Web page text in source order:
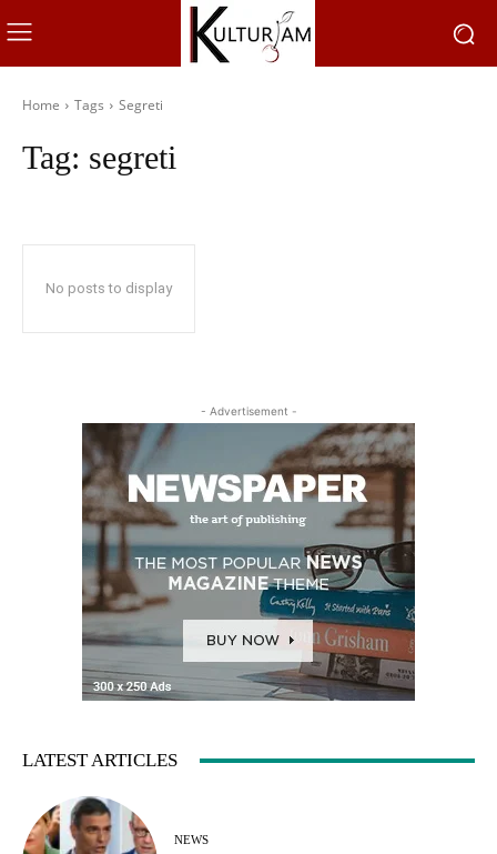
Home Tags Segreti
Tag: segreti
No posts to display
- Advertisement -
LATEST ARTICLES
NEWS